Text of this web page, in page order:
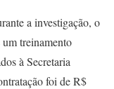
a investigação, o
treinamento
à Secretaria
foi de R$